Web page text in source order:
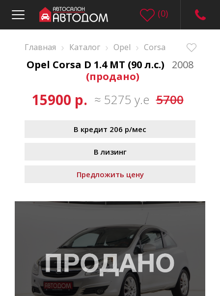
(0)
Главная › Каталог › Opel › Corsa
Opel Corsa D 1.4 MT (90 л.с.)
2008
(продано)
15900 р. ≈ 5275 у.е 5700
В кредит 206 р/мес
В лизинг
Предложить цену